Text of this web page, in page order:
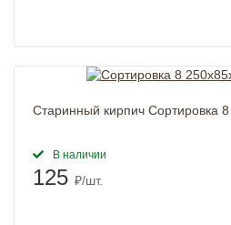
Старинный кирпич Сортировка
В наличии
125 ₽/шт.